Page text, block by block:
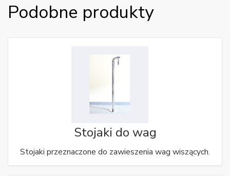
Podobne produkty
Stojaki do wag
Stojaki przeznaczone do zawieszenia wag wiszących.